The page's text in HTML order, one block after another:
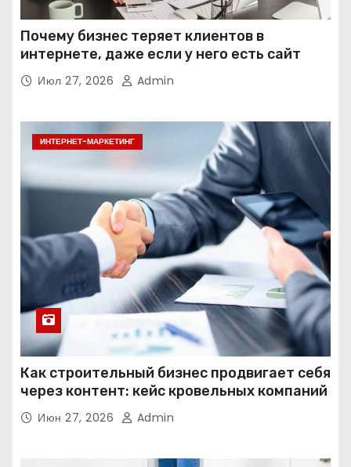
Почему бизнес теряет клиентов в
интернете, даже если у него есть сайт
Июл 27, 2026 Admin
ИНТЕРНЕТ-МАРКЕТИНГ
Как строительный бизнес продвигает себя
через контент: кейс кровельных компаний
Июн 27, 2026 Admin